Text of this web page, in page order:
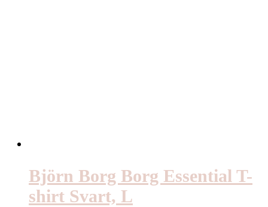
Björn Borg Borg Essential T-
shirt Svart, L